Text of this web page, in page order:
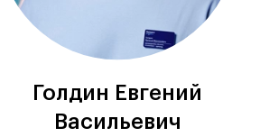
Голдин Евгений
Васильевич